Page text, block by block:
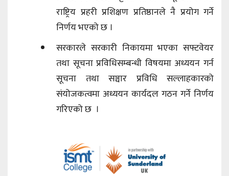
राष्ट्रिय प्रहरी प्रशिक्षण प्रतिष्ठानले नै प्रयोग गर्ने
निर्णय भएको छ ।
सरकारले सरकारी निकायमा भएका सफ्टवेयर
तथा सूचना प्रविधिसम्बन्धी विषयमा अध्ययन गर्न
सूचना तथा सञ्चार प्रविधि सल्लाहकारको
संयोजकत्वमा अध्ययन कार्यदल गठन गर्ने निर्णय
गरिएको छ ।